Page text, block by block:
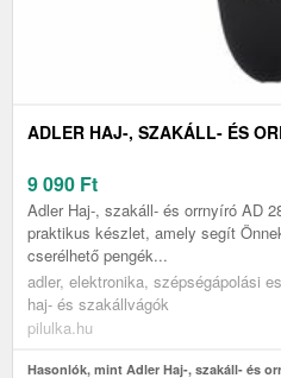
ADLER HAJ-, SZAKÁLL- ÉS
9 090 Ft
Adler Haj-, szakáll- és orrnyíró AD
praktikus készlet, amely segít
cserélhető pengék...
adler, elektronika, szépségápolási
haj- és szakállvágók
pilulka.hu
Hasonlók, mint Adler Haj-, szakáll- és